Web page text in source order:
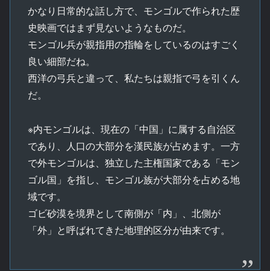
かなり日常的な話し方で、モンゴルで作られた歴
史映画ではまず見ないようなものだ。
モンゴル兵が親指用の指輪をしているのはすごく
良い細部だね。
西洋の弓兵と違って、私たちは親指で弓を引くん
だ。
※内モンゴルは、現在の「中国」に属する自治区
であり、人口の大部分を漢民族が占めます。一方
で外モンゴルは、独立した主権国家である「モン
ゴル国」を指し、モンゴル族が大部分を占める地
域です。
ゴビ砂漠を境界として南側が「内」、北側が
「外」と呼ばれてきた地理的区分が由来です。